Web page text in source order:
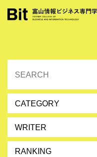
CATEGORY
WRITER
RANKING